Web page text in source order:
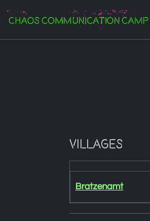
Zum Inhalt
Villages
Bratzenamt